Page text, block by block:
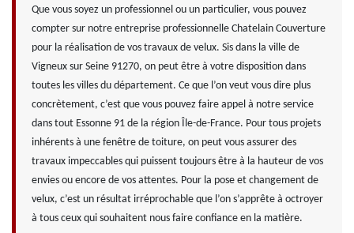
Que vous soyez un professionnel ou un particulier, vous pouvez
compter sur notre entreprise professionnelle Chatelain Couverture
pour la réalisation de vos travaux de velux. Sis dans la ville de
Vigneux sur Seine 91270, on peut être à votre disposition dans
toutes les villes du département. Ce que l’on veut vous dire plus
concrètement, c’est que vous pouvez faire appel à notre service
dans tout Essonne 91 de la région Île-de-France. Pour tous projets
inhérents à une fenêtre de toiture, on peut vous assurer des
travaux impeccables qui puissent toujours être à la hauteur de vos
envies ou encore de vos attentes. Pour la pose et changement de
velux, c’est un résultat irréprochable que l’on s’apprête à octroyer
à tous ceux qui souhaitent nous faire confiance en la matière.